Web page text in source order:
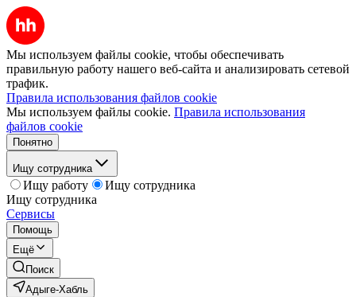
Мы используем файлы cookie, чтобы обеспечивать
правильную работу нашего веб-сайта и анализировать сетевой
трафик.
Правила использования файлов cookie
Мы используем файлы cookie. Правила использования
файлов cookie
Понятно
Ищу сотрудника
Ищу работу
Ищу сотрудника
Ищу сотрудника
Сервисы
Помощь
Ещё
Поиск
Адыге-Хабль